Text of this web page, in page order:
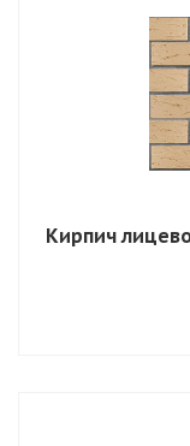
Кирпич